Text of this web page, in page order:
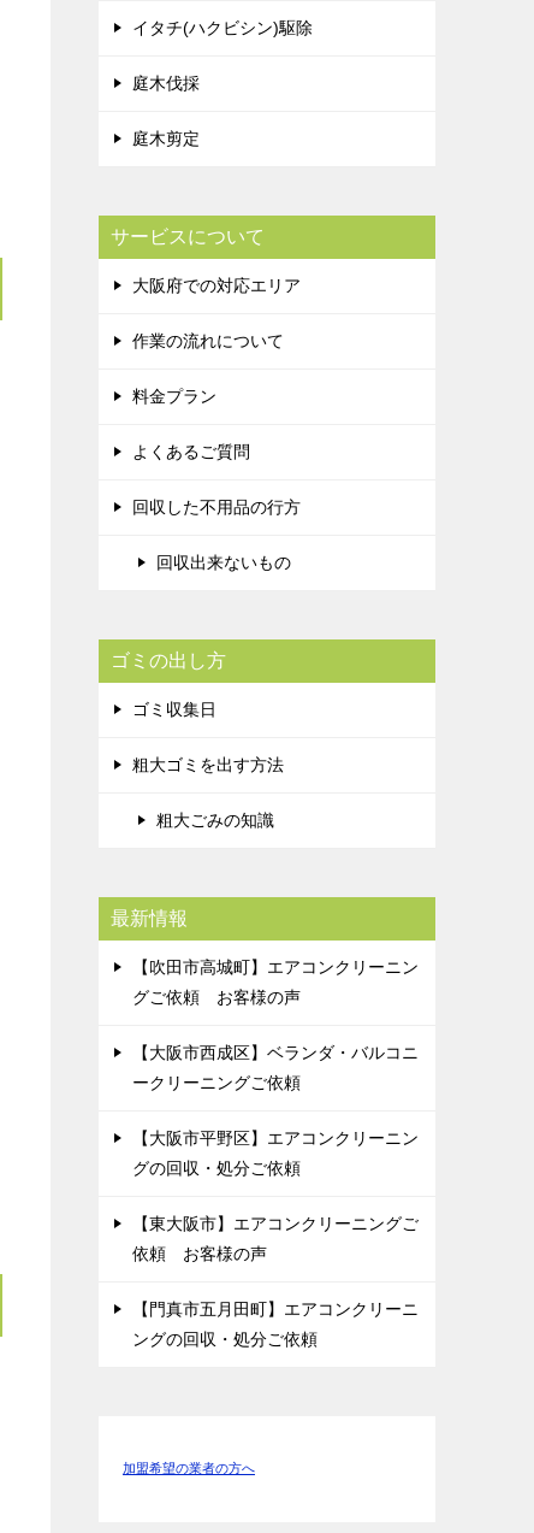
イタチ(ハクビシン)駆除
庭木伐採
庭木剪定
サービスについて
大阪府での対応エリア
作業の流れについて
料金プラン
よくあるご質問
回収した不用品の行方
回収出来ないもの
ゴミの出し方
ゴミ収集日
粗大ゴミを出す方法
粗大ごみの知識
最新情報
【吹田市高城町】エアコンクリーニン
グご依頼 お客様の声
【大阪市西成区】ベランダ・バルコニ
ークリーニングご依頼
【大阪市平野区】エアコンクリーニン
グの回収・処分ご依頼
【東大阪市】エアコンクリーニングご
依頼 お客様の声
【門真市五月田町】エアコンクリーニ
ングの回収・処分ご依頼
加盟希望の業者の方へ